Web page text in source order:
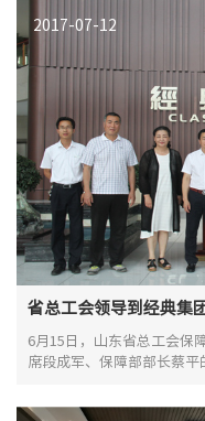
2017-07-12
省总工会领导到经典集
6月15日，山东省总工会保
席段成军、保障部部长蔡
生，工会主席高建国等陪同